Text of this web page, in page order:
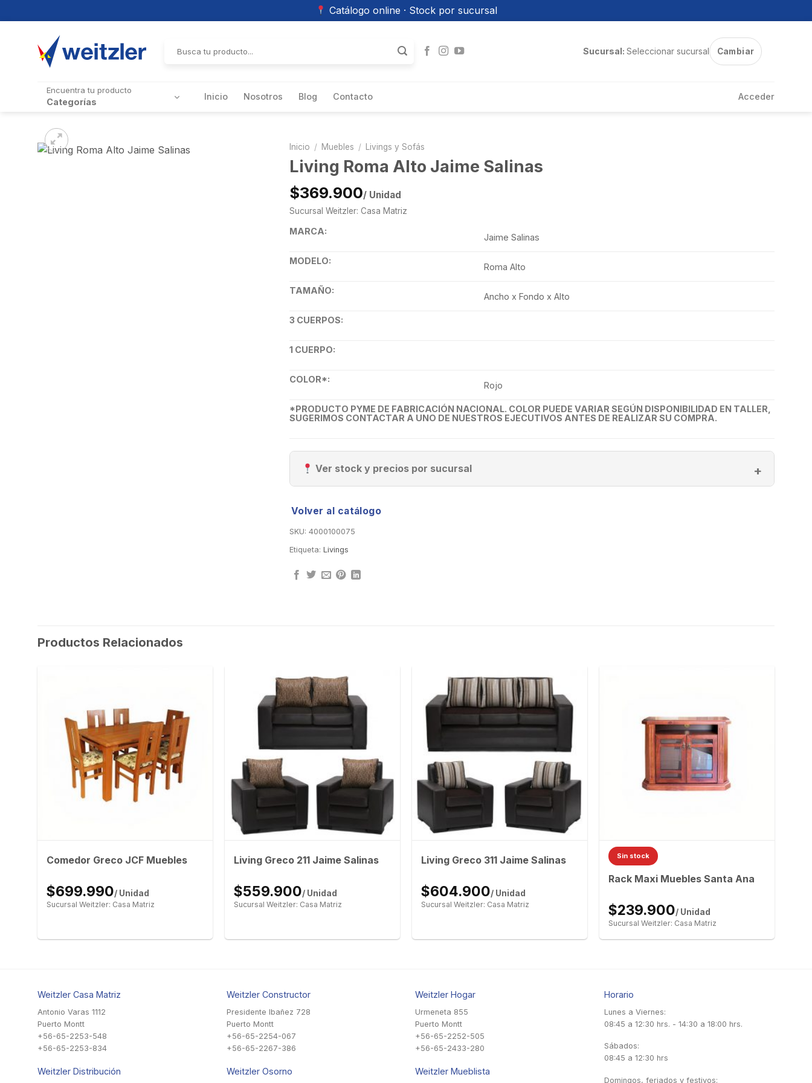
Catálogo online · Stock por sucursal
por:
Sucursal: Seleccionar sucursal Cambiar
Encuentra tu producto
Categorías Inicio Nosotros Blog Contacto Acceder
Inicio / Muebles / Livings y Sofás
Living Roma Alto Jaime Salinas
$369.900/ Unidad
Sucursal Weitzler: Casa Matriz
MARCA:
Jaime Salinas
MODELO:
Roma Alto
TAMAÑO:
Ancho x Fondo x Alto
3 CUERPOS:
1 CUERPO:
COLOR*:
Rojo
*PRODUCTO PYME DE FABRICACIÓN NACIONAL. COLOR PUEDE VARIAR SEGÚN DISPONIBILIDAD EN TALLER,
SUGERIMOS CONTACTAR A UNO DE NUESTROS EJECUTIVOS ANTES DE REALIZAR SU COMPRA.
Ver stock y precios por sucursal
Volver al catálogo
SKU: 4000100075
Etiqueta: Livings
Productos Relacionados
Comedor Greco JCF Muebles
$699.990/ Unidad
Sucursal Weitzler: Casa Matriz
Living Greco 211 Jaime Salinas
$559.900/ Unidad
Sucursal Weitzler: Casa Matriz
Living Greco 311 Jaime Salinas
$604.900/ Unidad
Sucursal Weitzler: Casa Matriz
Sin stock
Rack Maxi Muebles Santa Ana
$239.900/ Unidad
Sucursal Weitzler: Casa Matriz
Weitzler Casa Matriz
Antonio Varas 1112
Puerto Montt
+56-65-2253-548
+56-65-2253-834
Weitzler Distribución
Weitzler Constructor
Presidente Ibañez 728
Puerto Montt
+56-65-2254-067
+56-65-2267-386
Weitzler Osorno
Weitzler Hogar
Urmeneta 855
Puerto Montt
+56-65-2252-505
+56-65-2433-280
Weitzler Mueblista
Horario
Lunes a Viernes:
08:45 a 12:30 hrs. - 14:30 a 18:00 hrs.
Sábados:
08:45 a 12:30 hrs
Domingos, feriados y festivos: